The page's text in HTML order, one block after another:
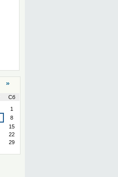
»
Сб
1
8
15
22
29